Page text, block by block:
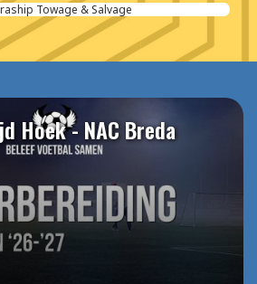
Towage & Salvage
Hoek - NAC Breda